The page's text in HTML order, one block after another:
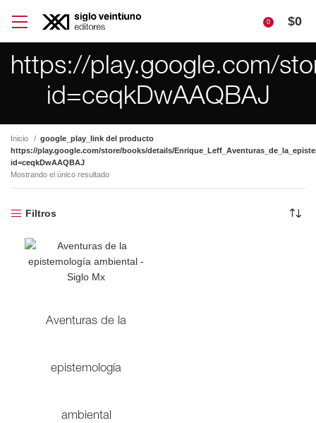
0 $0
https://play.google.com/
id=ceqkDwAAQBAJ
Inicio
google_play_link del producto
https://play.google.com/store/books/details/
id=ceqkDwAAQBAJ
Mostrando el único resultado
Filtros
Aventuras de la
epistemología
ambiental